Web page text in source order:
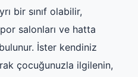
bir sınıf olabilir,
salonları ve hatta
İster kendiniz
çocuğunuzla ilgilenin,